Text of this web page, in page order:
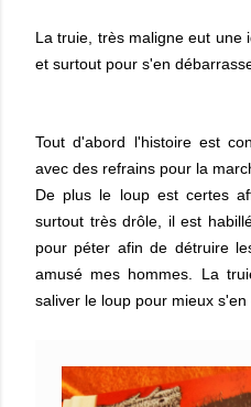
La truie, très maligne eut une
et surtout pour s'en
Tout d'abord l'histoire est
avec des refrains pour la
De plus le loup est certes
surtout très drôle, il est
pour péter afin de détruire
amusé mes hommes. La
saliver le loup pour mieux s'en